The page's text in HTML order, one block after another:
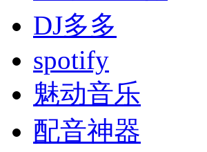
DJ多多
spotify
魅动音乐
配音神器